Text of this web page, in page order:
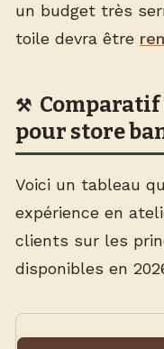
un budget très
toile devra être
pour store
Voici un tableau
expérience en
clients sur les
disponibles en